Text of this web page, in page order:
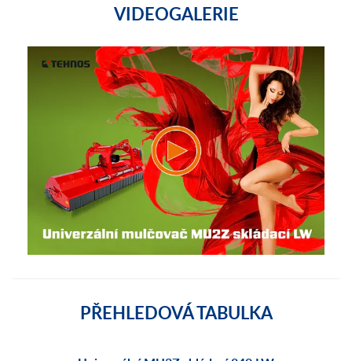
VIDEOGALERIE
PŘEHLEDOVÁ TABULKA